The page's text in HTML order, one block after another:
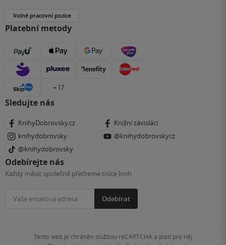
Volné pracovní pozice
Platební metody
+ 17
Sledujte nás
KnihyDobrovsky.cz
Knižní závisláci
knihydobrovsky
@knihydobrovskycz
@knihydobrovsky
Odebírejte nás
Každý měsíc společně přečteme tisíce knih
Odebírat
Tento web je chráněn službou reCAPTCHA a platí pro něj